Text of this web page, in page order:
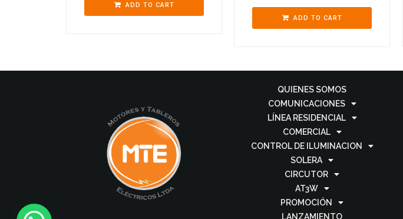
ADD TO CART
ADD TO CART
QUIENES SOMOS
COMUNICACIONES
LÍNEA RESIDENCIAL
COMERCIAL
CONTROL DE ILUMINACION
SOLERA
CIRCUTOR
AT3W
PROMOCIÓN
LANZAMIENTO